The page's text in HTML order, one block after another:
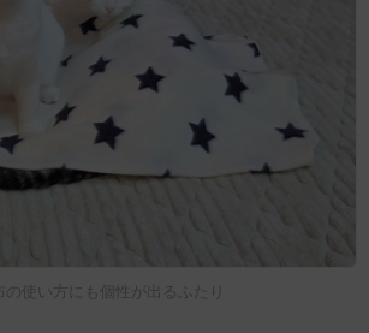
の使い方にも個性が出るふたり